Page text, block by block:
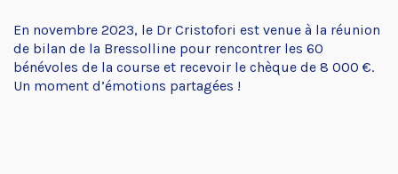
En novembre 2023, le Dr Cristofori est venue à la réunion
de bilan de la Bressolline pour rencontrer les 60
bénévoles de la course et recevoir le chèque de 8 000 €.
Un moment d’émotions partagées !